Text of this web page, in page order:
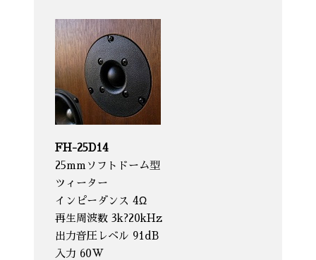
FH-25D14
25mmソフトドーム型
ツィーター
インピーダンス 4Ω
再生周波数 3k?20kHz
出力音圧レベル 91dB
入力 60W